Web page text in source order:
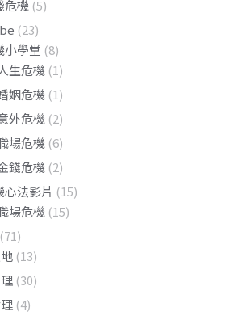
危機 (5)
(23)
小學堂 (8)
生危機 (1)
姻危機 (1)
外危機 (2)
場危機 (6)
錢危機 (2)
心法影片 (15)
場危機 (15)
(71)
(13)
(30)
(4)